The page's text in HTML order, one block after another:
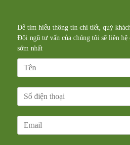
Để tìm hiểu thông tin chi tiết, quý
Đội ngũ tư vấn của chúng tôi sẽ liên
sớm nhất